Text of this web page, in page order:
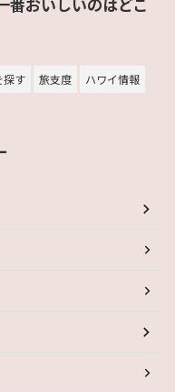
探す 旅支度 ハワイ情報